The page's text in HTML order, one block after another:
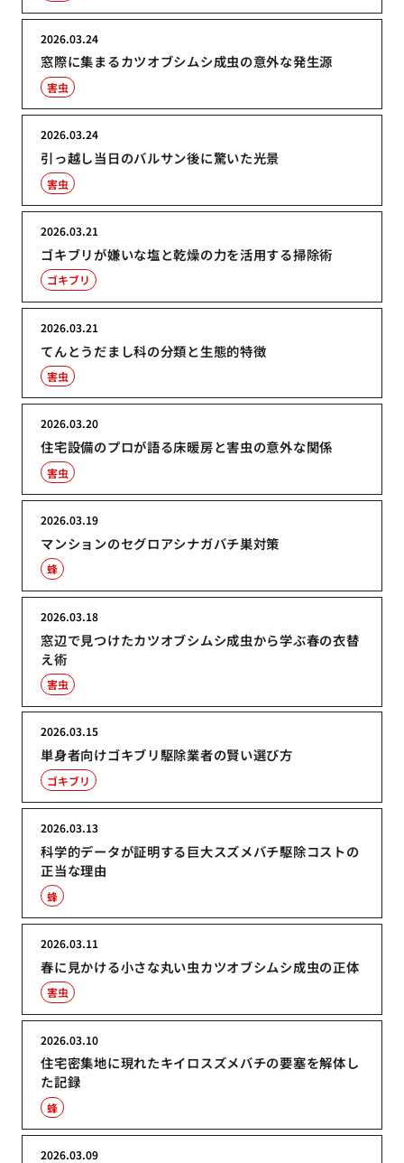
窓際に集まるカツオブシムシ成虫の意外な発生源
2026.03.24
害虫
引っ越し当日のバルサン後に驚いた光景
2026.03.24
害虫
ゴキブリが嫌いな塩と乾燥の力を活用する掃除術
2026.03.21
ゴキブリ
てんとうだまし科の分類と生態的特徴
2026.03.21
害虫
住宅設備のプロが語る床暖房と害虫の意外な関係
2026.03.20
害虫
マンションのセグロアシナガバチ巣対策
2026.03.19
蜂
窓辺で見つけたカツオブシムシ成虫から学ぶ春の衣替
え術
2026.03.18
害虫
単身者向けゴキブリ駆除業者の賢い選び方
2026.03.15
ゴキブリ
科学的データが証明する巨大スズメバチ駆除コストの
正当な理由
2026.03.13
蜂
春に見かける小さな丸い虫カツオブシムシ成虫の正体
2026.03.11
害虫
住宅密集地に現れたキイロスズメバチの要塞を解体し
た記録
2026.03.10
蜂
2026.03.09